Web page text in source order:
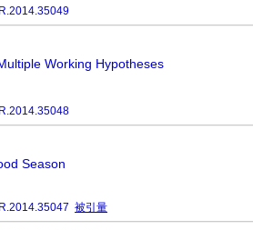
Working Hypotheses
Season
被引量